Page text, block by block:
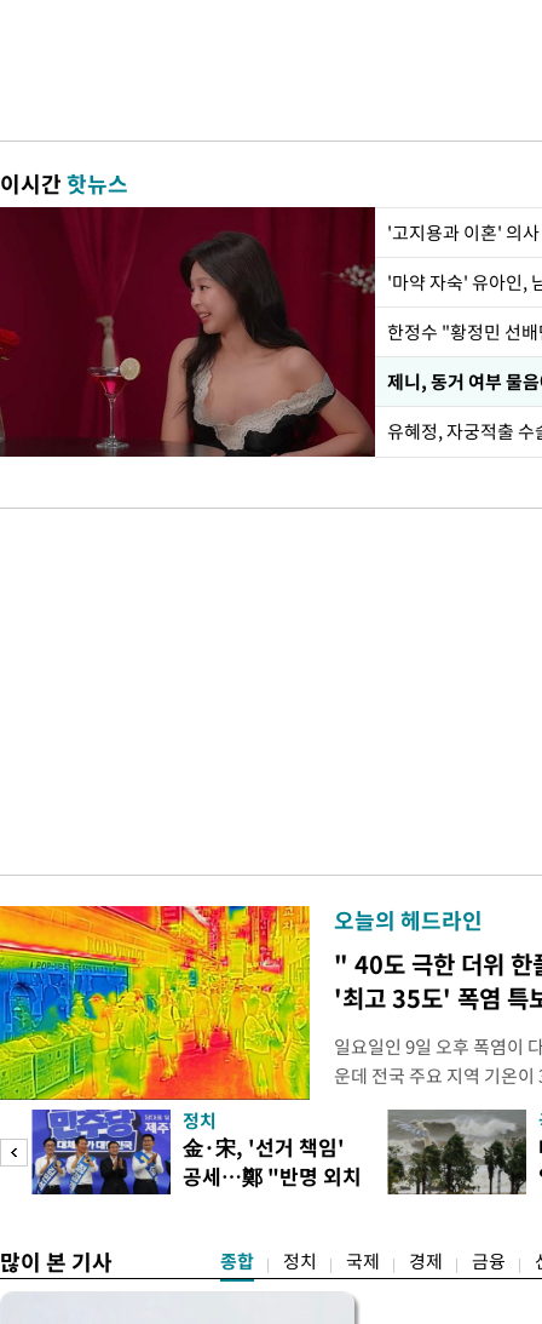
이시간핫뉴스
'고지용과 이혼' 의
'마약 자숙' 유아인,
제니, 동거 여부 물
유혜정, 자궁적출
오늘의 헤드라인
" 40도 극한 더위 한
'최고 35도' 폭염 특
일요일인 9일 오후 폭염이
운데 전국 주요 지역 기온
더위가 꺾인 분위기다. 기
도(오산, 안성, 용인남부,
화순, 보성, 광양, 강진, 영
면 제외), 곡성북부, 곡성남
정치
金·宋, '선거 책임'
공세…鄭 "반명 외치
많이 본 기사 종합 정치 국제 경제 금융